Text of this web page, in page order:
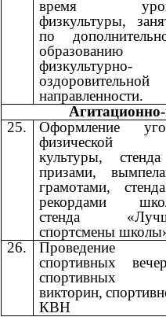
время
физкультуры,
по
образованию
физкультурно-
оздоровительной
направленности.
25.
Оформление
физической
культуры,
призами,
грамотами,
рекордами
стенда
спортсмены
26.
Проведение
спортивных
спортивных
викторин,
КВН